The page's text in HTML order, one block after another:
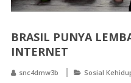
BRASIL PUNYA
INTERNET
snc4dmw3b Sosial